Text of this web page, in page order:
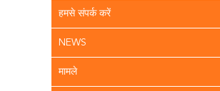
हमसे संपर्क करें
NEWS
मामले